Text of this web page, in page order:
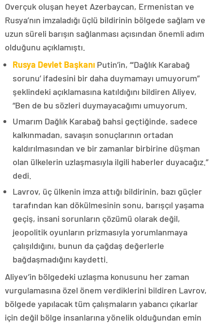
Overçuk oluşan heyet Azerbaycan, Ermenistan ve
Rusya’nın imzaladığı üçlü bildirinin bölgede sağlam ve
uzun süreli barışın sağlanması açısından önemli adım
olduğunu açıklamıştı.
Rusya Devlet Başkanı Putin’in, “‘Dağlık Karabağ
sorunu’ ifadesini bir daha duymamayı umuyorum”
şeklindeki açıklamasına katıldığını bildiren Aliyev,
“Ben de bu sözleri duymayacağımı umuyorum.
Umarım Dağlık Karabağ bahsi geçtiğinde, sadece
kalkınmadan, savaşın sonuçlarının ortadan
kaldırılmasından ve bir zamanlar birbirine düşman
olan ülkelerin uzlaşmasıyla ilgili haberler duyacağız.”
dedi.
Lavrov, üç ülkenin imza attığı bildirinin, bazı güçler
tarafından kan dökülmesinin sonu, barışçıl yaşama
geçiş, insani sorunların çözümü olarak değil,
jeopolitik oyunların prizmasıyla yorumlanmaya
çalışıldığını, bunun da çağdaş değerlerle
bağdaşmadığını kaydetti.
Aliyev’in bölgedeki uzlaşma konusunu her zaman
vurgulamasına özel önem verdiklerini bildiren Lavrov,
bölgede yapılacak tüm çalışmaların yabancı çıkarlar
için değil bölge insanlarına yönelik olduğundan emin